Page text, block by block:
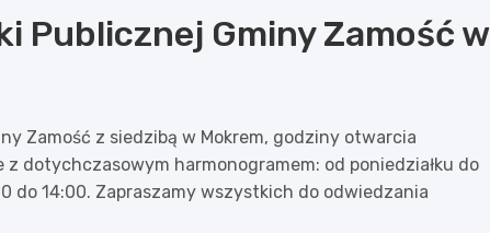
Publicznej Gminy Zamość w
Zamość z siedzibą w Mokrem, godziny otwarcia
dotychczasowym harmonogramem: od poniedziałku do
do 14:00. Zapraszamy wszystkich do odwiedzania